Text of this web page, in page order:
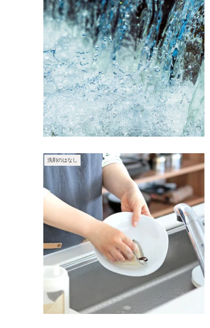
洗剤のはなし